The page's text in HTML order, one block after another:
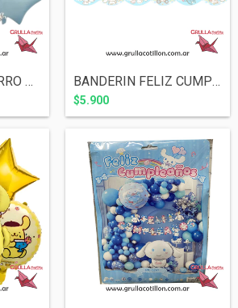
SET 5 GLOBOS PERRO POCHACCO BANDERIN FELIZ CUMPLE CINNAMOROLL
$5.900